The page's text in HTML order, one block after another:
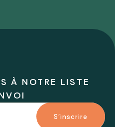
À NOTRE LISTE
S'inscrire